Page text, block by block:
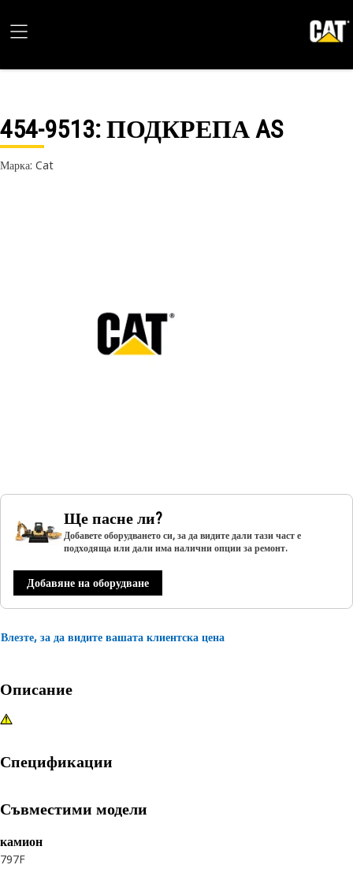
454-9513: ПОДКРЕПА AS
Марка: Cat
Ще пасне ли?
Добавете оборудването си, за да видите дали тази част е
подходяща или дали има налични опции за ремонт.
Добавяне на оборудване
Влезте, за да видите вашата клиентска цена
Описание
Спецификации
Съвместими модели
камион
797F